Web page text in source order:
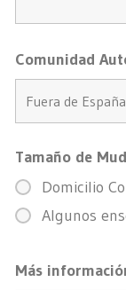
Comunidad
Tamaño de
Domicilio
Algunos
Más